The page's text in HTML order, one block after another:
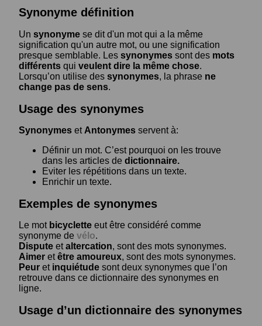
Synonyme définition
Un synonyme se dit d'un mot qui a la même
signification qu'un autre mot, ou une signification
presque semblable. Les synonymes sont des mots
différents qui veulent dire la même chose.
Lorsqu’on utilise des synonymes, la phrase ne
change pas de sens.
Usage des synonymes
Synonymes et Antonymes servent à:
Définir un mot. C’est pourquoi on les trouve
dans les articles de dictionnaire.
Eviter les répétitions dans un texte.
Enrichir un texte.
Exemples de synonymes
Le mot bicyclette eut être considéré comme
synonyme de vélo.
Dispute etaltercation, sont des mots synonymes.
Aimer etêtre amoureux, sont des mots synonymes.
Peur et inquiétude sont deux synonymes que l’on
retrouve dans ce dictionnaire des synonymes en
ligne.
Usage d’un dictionnaire des synonymes